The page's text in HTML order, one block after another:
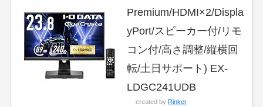
Premium/HDMI×2/Displa
yPort/スピーカー付/リモ
コン付/高さ調整/縦横回
転/土日サポート) EX-
LDGC241UDB
created by Rinker